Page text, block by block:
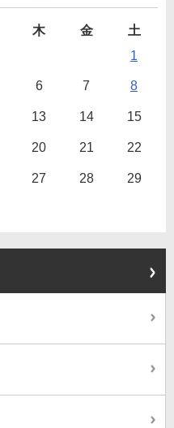
木 金
土
1
6 7 8
13 14 15
20 21 22
27 28 29